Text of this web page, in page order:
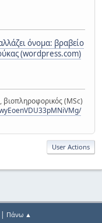
όνομα: βραβείο
(wordpress.com)
βιοπληροφορικός (MSc)
User Actions
Πάνω ▲